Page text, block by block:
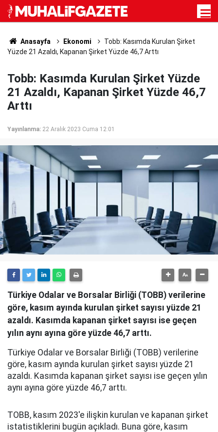
Anasayfa Ekonomi
Tobb: Kasımda Kurulan Şirket
Yüzde 21 Azaldı, Kapanan Şirket Yüzde 46,7 Arttı
Tobb: Kasımda Kurulan Şirket Yüzde
21 Azaldı, Kapanan Şirket Yüzde 46,7
Arttı
Yayınlanma: 22 Aralık 2023 Cuma 12:01
Türkiye Odalar ve Borsalar Birliği (TOBB) verilerine
göre, kasım ayında kurulan şirket sayısı yüzde 21
azaldı. Kasımda kapanan şirket sayısı ise geçen
yılın aynı ayına göre yüzde 46,7 arttı.
Türkiye Odalar ve Borsalar Birliği (TOBB) verilerine
göre, kasım ayında kurulan şirket sayısı yüzde 21
azaldı. Kasımda kapanan şirket sayısı ise geçen yılın
aynı ayına göre yüzde 46,7 arttı.
TOBB, kasım 2023'e ilişkin kurulan ve kapanan şirket
istatistiklerini bugün açıkladı. Buna göre, kasım